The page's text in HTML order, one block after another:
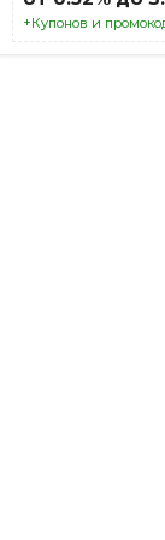
+Купонов и